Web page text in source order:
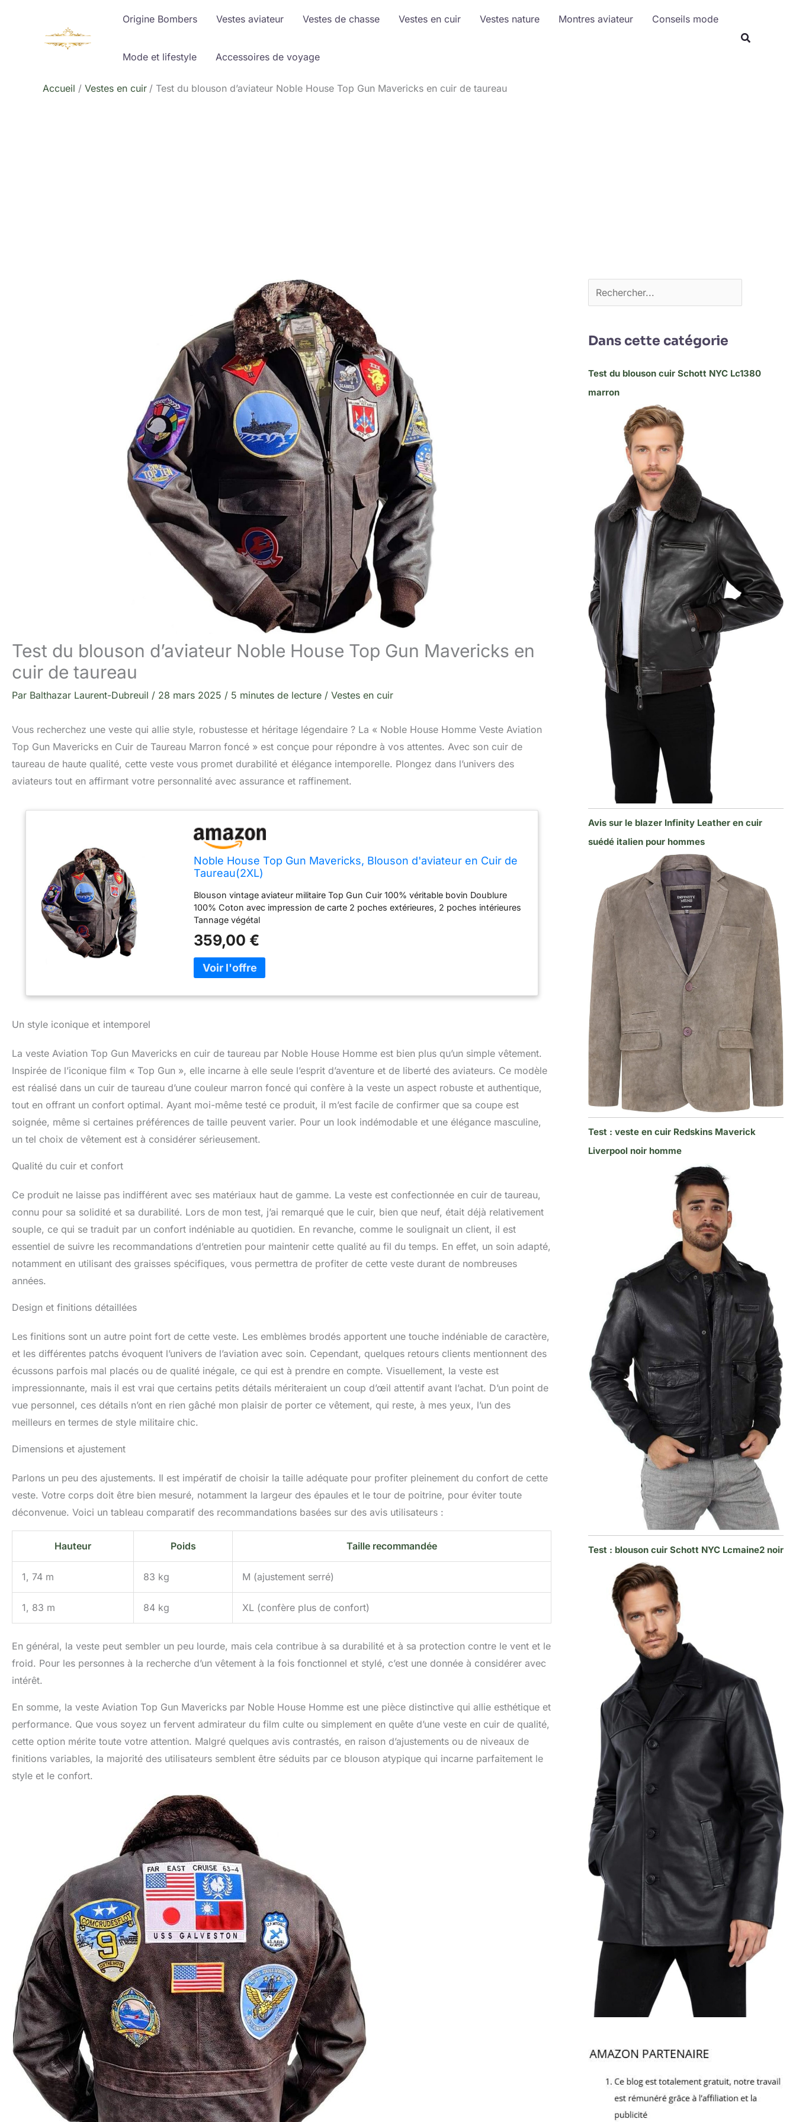
Origine Bombers Vestes aviateur Vestes de chasse Vestes en cuir Vestes nature Montres aviateur Conseils mode
Mode et lifestyle Accessoires de voyage
Accueil Vestes en cuir Test du blouson d’aviateur Noble House Top Gun Mavericks en cuir de taureau
Test du blouson d’aviateur Noble House Top Gun Mavericks en
cuir de taureau
Par Balthazar Laurent-Dubreuil / 28 mars 2025 / 5 minutes de lecture / Vestes en cuir
Vous recherchez une veste qui allie style, robustesse et héritage légendaire ? La « Noble House Homme Veste Aviation
Top Gun Mavericks en Cuir de Taureau Marron foncé » est conçue pour répondre à vos attentes. Avec son cuir de
taureau de haute qualité, cette veste vous promet durabilité et élégance intemporelle. Plongez dans l’univers des
aviateurs tout en affirmant votre personnalité avec assurance et raffinement.
Noble House Top Gun Mavericks, Blouson d'aviateur en Cuir de
Taureau(2XL)
Blouson vintage aviateur militaire Top Gun Cuir 100% véritable bovin Doublure
100% Coton avec impression de carte 2 poches extérieures, 2 poches intérieures
Tannage végétal
359,00 €
Un style iconique et intemporel
La veste Aviation Top Gun Mavericks en cuir de taureau par Noble House Homme est bien plus qu’un simple vêtement.
Inspirée de l’iconique film « Top Gun », elle incarne à elle seule l’esprit d’aventure et de liberté des aviateurs. Ce modèle
est réalisé dans un cuir de taureau d’une couleur marron foncé qui confère à la veste un aspect robuste et authentique,
tout en offrant un confort optimal. Ayant moi-même testé ce produit, il m’est facile de confirmer que sa coupe est
soignée, même si certaines préférences de taille peuvent varier. Pour un look indémodable et une élégance masculine,
un tel choix de vêtement est à considérer sérieusement.
Qualité du cuir et confort
Ce produit ne laisse pas indifférent avec ses matériaux haut de gamme. La veste est confectionnée en cuir de taureau,
connu pour sa solidité et sa durabilité. Lors de mon test, j’ai remarqué que le cuir, bien que neuf, était déjà relativement
souple, ce qui se traduit par un confort indéniable au quotidien. En revanche, comme le soulignait un client, il est
essentiel de suivre les recommandations d’entretien pour maintenir cette qualité au fil du temps. En effet, un soin adapté,
notamment en utilisant des graisses spécifiques, vous permettra de profiter de cette veste durant de nombreuses
années.
Design et finitions détaillées
Les finitions sont un autre point fort de cette veste. Les emblèmes brodés apportent une touche indéniable de caractère,
et les différentes patchs évoquent l’univers de l’aviation avec soin. Cependant, quelques retours clients mentionnent des
écussons parfois mal placés ou de qualité inégale, ce qui est à prendre en compte. Visuellement, la veste est
impressionnante, mais il est vrai que certains petits détails mériteraient un coup d’œil attentif avant l’achat. D’un point de
vue personnel, ces détails n’ont en rien gâché mon plaisir de porter ce vêtement, qui reste, à mes yeux, l’un des
meilleurs en termes de style militaire chic.
Dimensions et ajustement
Parlons un peu des ajustements. Il est impératif de choisir la taille adéquate pour profiter pleinement du confort de cette
veste. Votre corps doit être bien mesuré, notamment la largeur des épaules et le tour de poitrine, pour éviter toute
déconvenue. Voici un tableau comparatif des recommandations basées sur des avis utilisateurs :
Hauteur Poids Taille recommandée
1, 74 m 83 kg M (ajustement serré)
1, 83 m 84 kg XL (confère plus de confort)
En général, la veste peut sembler un peu lourde, mais cela contribue à sa durabilité et à sa protection contre le vent et le
froid. Pour les personnes à la recherche d’un vêtement à la fois fonctionnel et stylé, c’est une donnée à considérer avec
intérêt.
En somme, la veste Aviation Top Gun Mavericks par Noble House Homme est une pièce distinctive qui allie esthétique et
performance. Que vous soyez un fervent admirateur du film culte ou simplement en quête d’une veste en cuir de qualité,
cette option mérite toute votre attention. Malgré quelques avis contrastés, en raison d’ajustements ou de niveaux de
finitions variables, la majorité des utilisateurs semblent être séduits par ce blouson atypique qui incarne parfaitement le
style et le confort.
Dans cette catégorie
Test du blouson cuir Schott NYC Lc1380
marron
Avis sur le blazer Infinity Leather en cuir
suédé italien pour hommes
Test : veste en cuir Redskins Maverick
Liverpool noir homme
Test : blouson cuir Schott NYC Lcmaine2 noir